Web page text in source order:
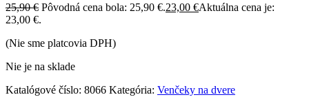
25,90€ Pôvodná cena bola: 25,90 €.23,00 €Aktuálna cena je:
23,00 €.
(Nie sme platcovia DPH)
Nie je na sklade
Katalógové číslo: 8066 Kategória: Venčeky na dvere